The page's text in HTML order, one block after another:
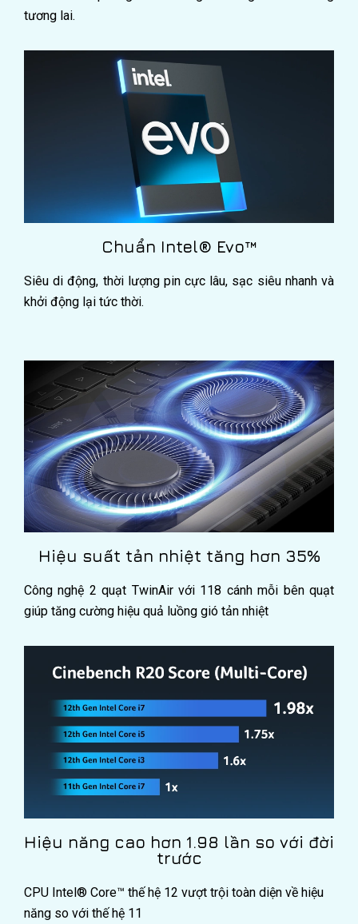
tương lai.
Chuẩn Intel® Evo™
Siêu di động, thời lượng pin cực lâu, sạc siêu nhanh và
khởi động lại tức thời.
Hiệu suất tản nhiệt tăng hơn 35%
Công nghệ 2 quạt TwinAir với 118 cánh mỗi bên quạt
giúp tăng cường hiệu quả luồng gió tản nhiệt
Hiệu năng cao hơn 1.98 lần so với đời
trước
CPU Intel® Core™ thế hệ 12 vượt trội toàn diện về hiệu
năng so với thế hệ 11